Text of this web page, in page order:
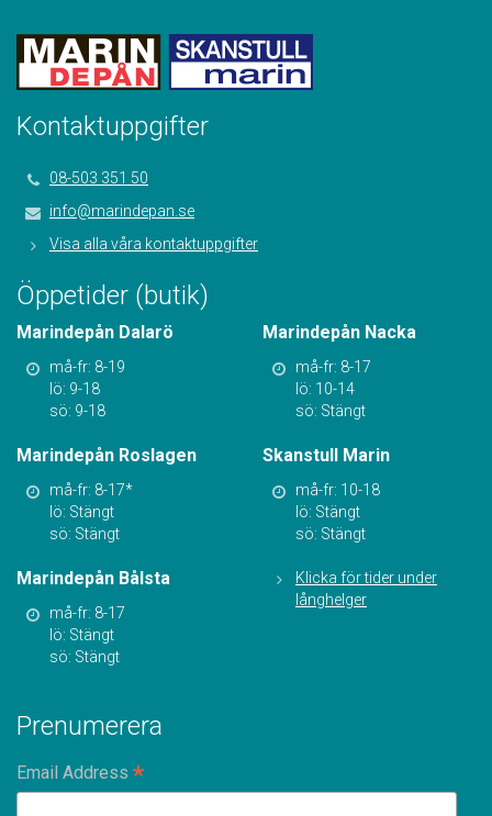
Kontaktuppgifter
08-503 351 50
info@marindepan.se
Visa alla våra kontaktuppgifter
Öppetider (butik)
Marindepån Dalarö
må-fr: 8-19
lö: 9-18
sö: 9-18
Marindepån Nacka
må-fr: 8-17
lö: 10-14
sö: Stängt
Marindepån Roslagen
må-fr: 8-17*
lö: Stängt
sö: Stängt
Skanstull Marin
må-fr: 10-18
lö: Stängt
sö: Stängt
Marindepån Bålsta
må-fr: 8-17
lö: Stängt
sö: Stängt
Klicka för tider under
långhelger
Prenumerera
Email Address *